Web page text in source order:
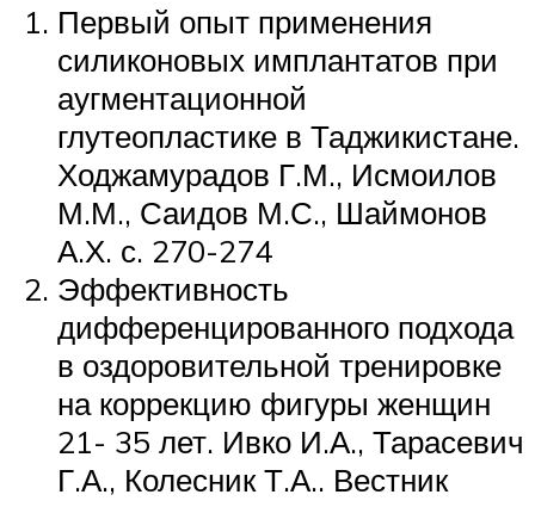
Первый опыт применения
силиконовых имплантатов при
аугментационной
глутеопластике в Таджикистане.
Ходжамурадов Г.М., Исмоилов
М.М., Саидов М.С., Шаймонов
А.Х. с. 270-274
Эффективность
дифференцированного подхода
в оздоровительной тренировке
на коррекцию фигуры женщин
21- 35 лет. Ивко И.А., Тарасевич
Г.А., Колесник Т.А.. Вестник